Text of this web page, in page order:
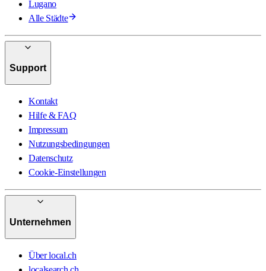
Lugano
Alle Städte
Support
Kontakt
Hilfe & FAQ
Impressum
Nutzungsbedingungen
Datenschutz
Cookie-Einstellungen
Unternehmen
Über local.ch